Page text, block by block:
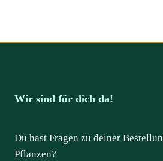
Wir sind für dich da!
Du hast Fragen zu deiner
Pflanzen?